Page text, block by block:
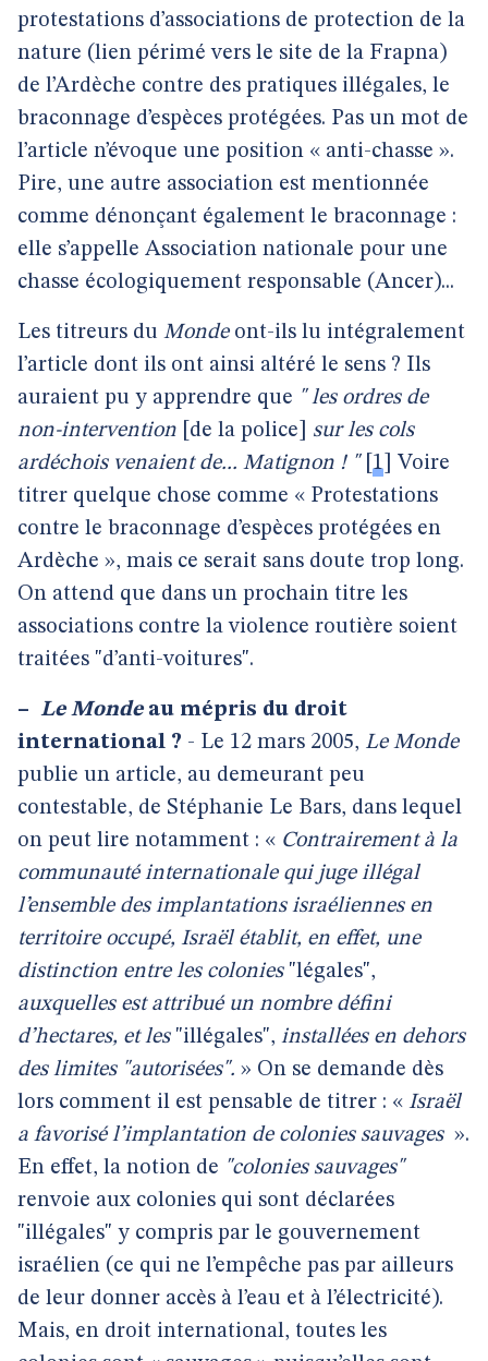
protestations d’associations de protection de la
nature (lien périmé vers le site de la Frapna)
de l’Ardèche contre des pratiques illégales, le
braconnage d’espèces protégées. Pas un mot de
l’article n’évoque une position « anti-chasse ».
Pire, une autre association est mentionnée
comme dénonçant également le braconnage :
elle s’appelle Association nationale pour une
chasse écologiquement responsable (Ancer)...
Les titreurs du Mondeont-ils lu intégralement
l’article dont ils ont ainsi altéré le sens ? Ils
auraient pu y apprendre que " les ordres de
non-intervention [de la police] sur les cols
ardéchois venaient de... Matignon ! "[ 1
Voire
titrer quelque chose comme « Protestations
contre le braconnage d’espèces protégées en
Ardèche », mais ce serait sans doute trop long.
On attend que dans un prochain titre les
associations contre la violence routière soient
traitées "d’anti-voitures".
– Le Monde au mépris du droit
international ? - Le 12 mars 2005, Le Monde
publie un article, au demeurant peu
contestable, de Stéphanie Le Bars, dans lequel
on peut lire notamment : « Contrairement à la
communauté internationale qui juge illégal
l’ensemble des implantations israéliennes en
territoire occupé, Israël établit, en effet, une
distinction entre les colonies"légales",
auxquelles est attribué un nombre défini
d’hectares, et les"illégales", installées en dehors
des limites "autorisées". » On se demande dès
lors comment il est pensable de titrer : « Israël
a favorisé l’implantation de colonies sauvages ».
En effet, la notion de "colonies sauvages"
renvoie aux colonies qui sont déclarées
"illégales" y compris par le gouvernement
israélien (ce qui ne l’empêche pas par ailleurs
de leur donner accès à l’eau et à l’électricité).
Mais, en droit international, toutes les